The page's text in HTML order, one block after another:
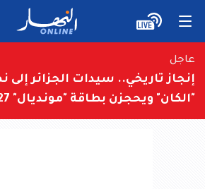
عاجل
إنجاز تاريخي.. سيدات الجزائر
"الكان" ويحجزن بطاقة "مونديال" 2027